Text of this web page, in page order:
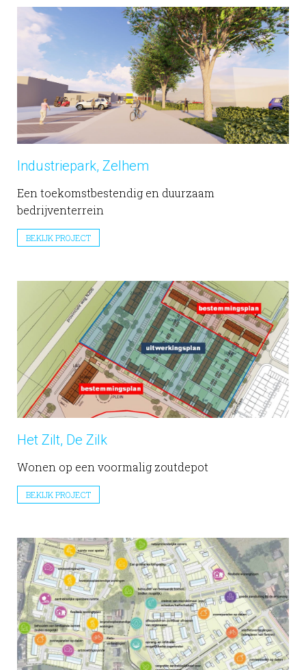
Industriepark, Zelhem
Een toekomstbestendig en duurzaam
bedrijventerrein
BEKIJK PROJECT
Het Zilt, De Zilk
Wonen op een voormalig zoutdepot
BEKIJK PROJECT